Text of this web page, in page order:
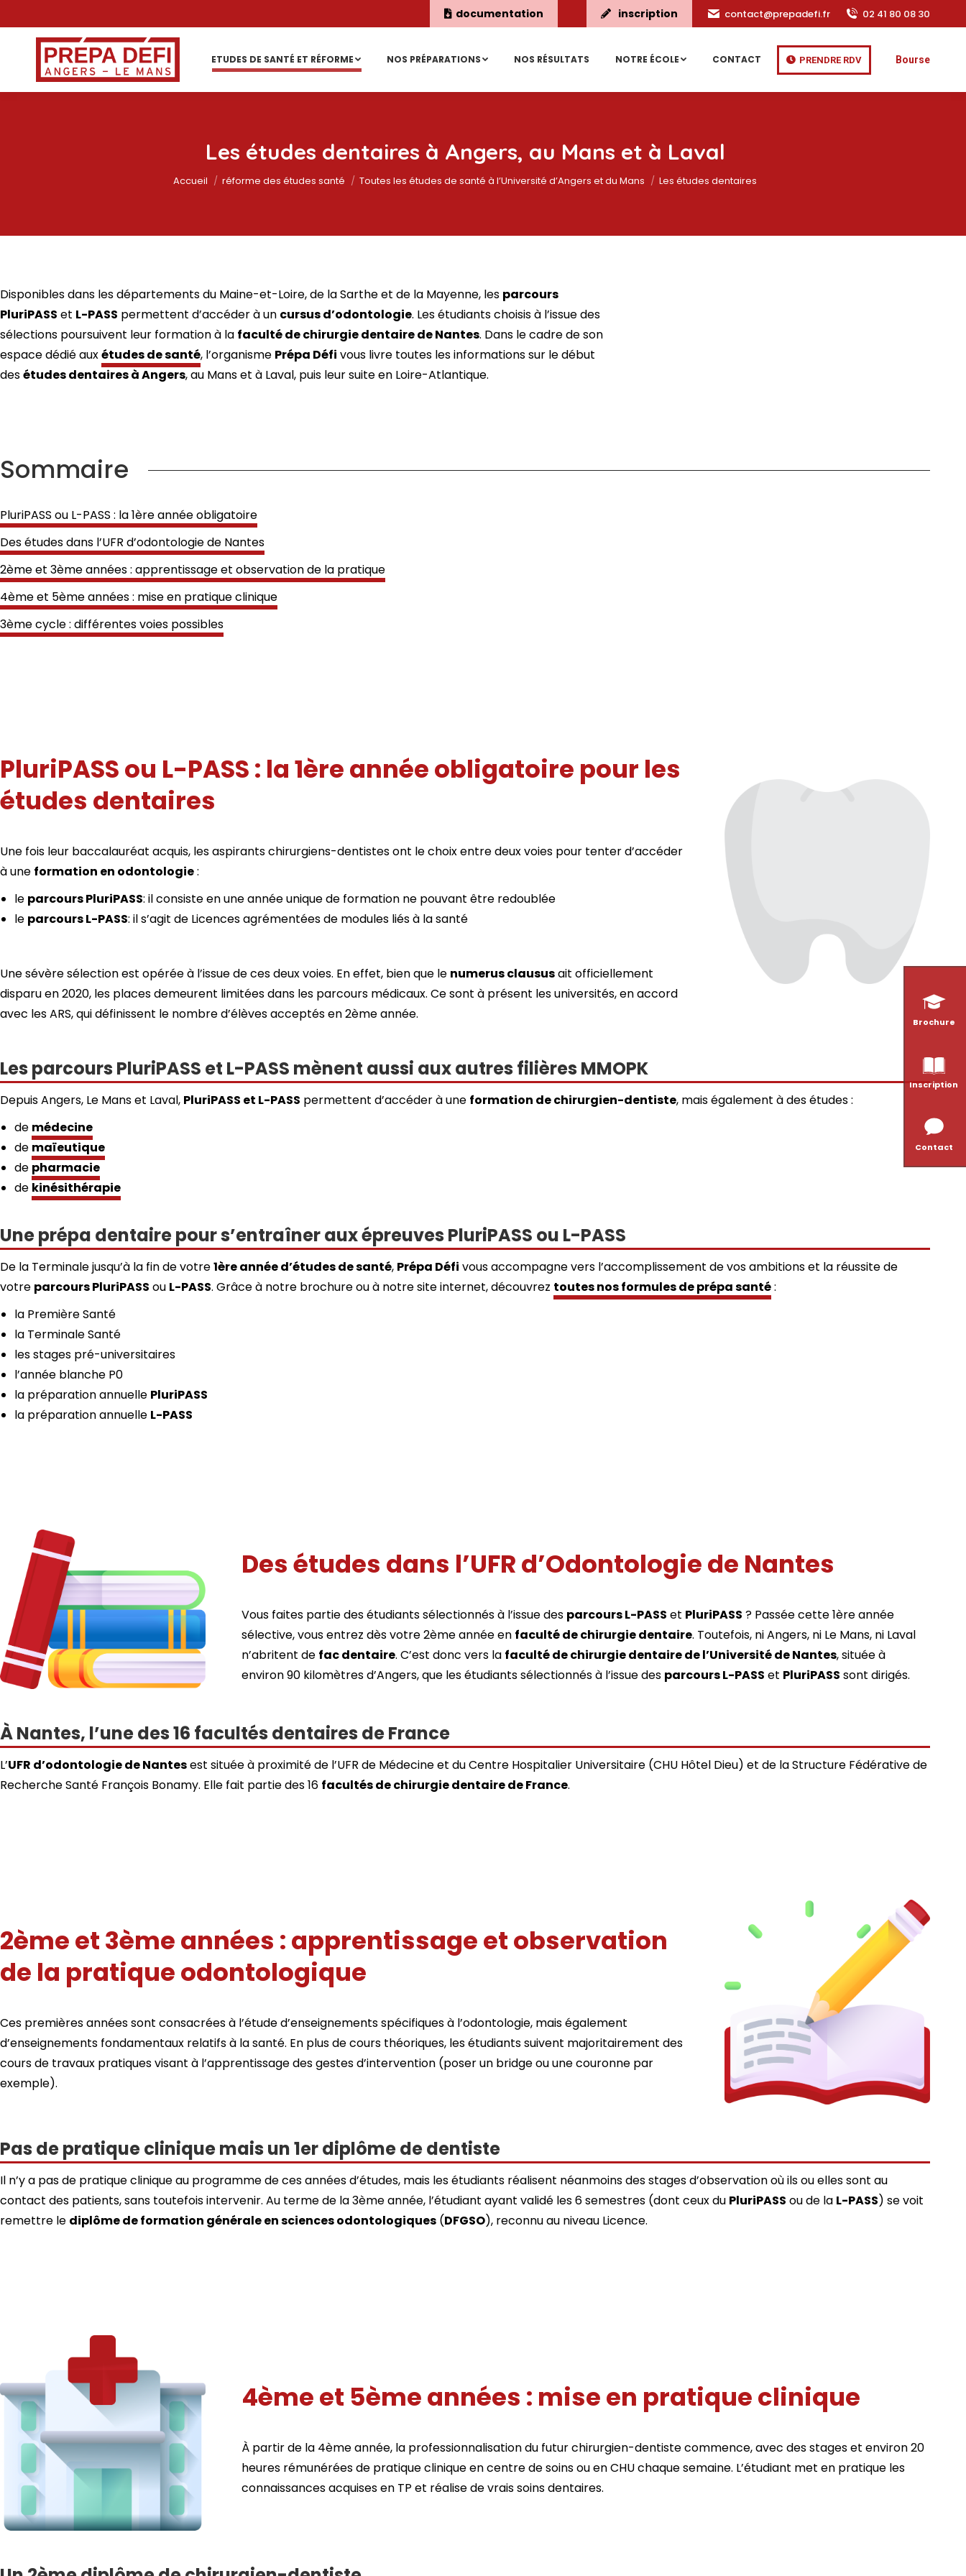
documentation inscription contact@prepadefi.fr 02 41 80 08 30
ETUDES DE SANTÉ ET RÉFORME NOS PRÉPARATIONS NOS RÉSULTATS NOTRE ÉCOLE CONTACT PRENDRE RDV Bourse
Les études dentaires à Angers, au Mans et à Laval
Vous êtes ici :
Accueil réforme des études santé Toutes les études de santé à l’Université d’Angers et du Mans Les études dentaires
Brochure
Inscription
Contact
Disponibles dans les départements du Maine-et-Loire, de la Sarthe et de la Mayenne, les parcours
PluriPASS et L-PASS permettent d’accéder à un cursus d’odontologie. Les étudiants choisis à l’issue des
sélections poursuivent leur formation à la faculté de chirurgie dentaire de Nantes. Dans le cadre de son
espace dédié auxétudes de santé, l’organisme Prépa Défi vous livre toutes les informations sur le début
desétudes dentaires à Angers, au Mans et à Laval, puis leur suite en Loire-Atlantique.
Sommaire
PluriPASS ou L-PASS : la 1ère année obligatoire
Des études dans l’UFR d’odontologie de Nantes
2ème et 3ème années : apprentissage et observation de la pratique
4ème et 5ème années : mise en pratique clinique
3ème cycle : différentes voies possibles
PluriPASS ou L-PASS : la 1ère année obligatoire pour les
études dentaires
Une fois leur baccalauréat acquis, les aspirants chirurgiens-dentistes ont le choix entre deux voies pour tenter d’accéder
à une formation en odontologie:
le parcours PluriPASS: il consiste en une année unique de formation ne pouvant être redoublée
le parcours L-PASS: il s’agit de Licences agrémentées de modules liés à la santé
Une sévère sélection est opérée à l’issue de ces deux voies. En effet, bien que le numerus claususait officiellement
disparu en 2020, les places demeurent limitées dans les parcours médicaux. Ce sont à présent les universités, en accord
avec les ARS, qui définissent le nombre d’élèves acceptés en 2ème année.
Les parcours PluriPASS et L-PASS mènent aussi aux autres filières MMOPK
Depuis Angers, Le Mans et Laval, PluriPASS et L-PASS permettent d’accéder à une formation de chirurgien-dentiste, mais également à des études :
de médecine
de maïeutique
de pharmacie
de kinésithérapie
Une prépa dentaire pour s’entraîner aux épreuves PluriPASS ou L-PASS
De la Terminale jusqu’à la fin de votre1ère année d’études de santé, Prépa Défi vous accompagne vers l’accomplissement de vos ambitions et la réussite de
votre parcours PluriPASS ou L-PASS. Grâce à notre brochure ou à notre site internet, découvrez toutes nos formules de prépa santé:
la Première Santé
la Terminale Santé
les stages pré-universitaires
l’année blanche P0
la préparation annuelle PluriPASS
la préparation annuelle L-PASS
Des études dans l’UFR d’Odontologie de Nantes
Vous faites partie des étudiants sélectionnés à l’issue des parcours L-PASS et PluriPASS ? Passée cette 1ère année
sélective, vous entrez dès votre 2ème année en faculté de chirurgie dentaire. Toutefois, ni Angers, ni Le Mans, ni Laval
n’abritent de fac dentaire. C’est donc vers la faculté de chirurgie dentaire de l’Université de Nantes, située à
environ 90 kilomètres d’Angers, que les étudiants sélectionnés à l’issue des parcours L-PASS et PluriPASS sont dirigés.
À Nantes, l’une des 16 facultés dentaires de France
L’UFR d’odontologie de Nantesest située à proximité de l’UFR de Médecine et du Centre Hospitalier Universitaire (CHU Hôtel Dieu) et de la Structure Fédérative de
Recherche Santé François Bonamy. Elle fait partie des 16 facultés de chirurgie dentaire de France.
2ème et 3ème années : apprentissage et observation
de la pratique odontologique
Ces premières années sont consacrées à l’étude d’enseignements spécifiques à l’odontologie, mais également
d’enseignements fondamentaux relatifs à la santé. En plus de cours théoriques, les étudiants suivent majoritairement des
cours de travaux pratiques visant à l’apprentissage des gestes d’intervention (poser un bridge ou une couronne par
exemple).
Pas de pratique clinique mais un 1er diplôme de dentiste
Il n’y a pas de pratique clinique au programme de ces années d’études, mais les étudiants réalisent néanmoins des stages d’observation où ils ou elles sont au
contact des patients, sans toutefois intervenir. Au terme de la 3ème année, l’étudiant ayant validé les 6 semestres (dont ceux du PluriPASS ou de la L-PASS) se voit
remettre le diplôme de formation générale en sciences odontologiques (DFGSO), reconnu au niveau Licence.
4ème et 5ème années : mise en pratique clinique
À partir de la 4ème année, la professionnalisation du futur chirurgien-dentiste commence, avec des stages et environ 20
heures rémunérées de pratique clinique en centre de soins ou en CHU chaque semaine. L’étudiant met en pratique les
connaissances acquises en TP et réalise de vrais soins dentaires.